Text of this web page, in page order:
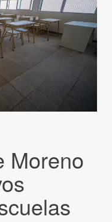
Moreno